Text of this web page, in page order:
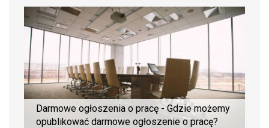
Darmowe ogłoszenia o pracę - Gdzie możemy
opublikować darmowe ogłoszenie o pracę?